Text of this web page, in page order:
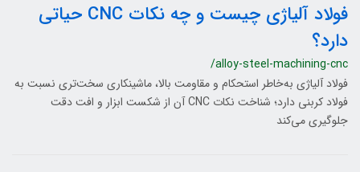
فولاد آلیاژی چیست و چه نکات CNC حیاتی
دارد؟
/alloy-steel-machining-cnc
فولاد آلیاژی به‌خاطر استحکام و مقاومت بالا، ماشینکاری سخت‌تری نسبت به
فولاد کربنی دارد؛ شناخت نکات CNC آن از شکست ابزار و افت دقت
جلوگیری می‌کند